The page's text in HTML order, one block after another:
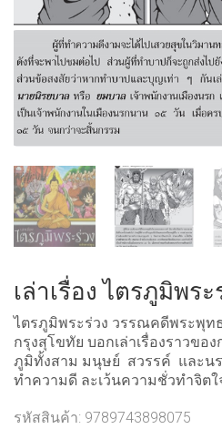
เล่าเรื่อง ไตรภูมิพร
ไตรภูมิพระร่วง วรรณคดีพระพุท
กรุงสุโขทัย บอกเล่าเรื่องราวขอ
ภูมิทั้งสาม มนุษย์ สวรรค์ และนร
ทำความดี ละเว้นความชั่วทำจิต
รหัสสินค้า: 9789743898075